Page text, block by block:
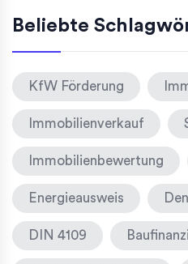
Beliebte
KfW Förderung
Immobilienverkauf
Immobilienbewertung
Energieausweis
DIN 4109